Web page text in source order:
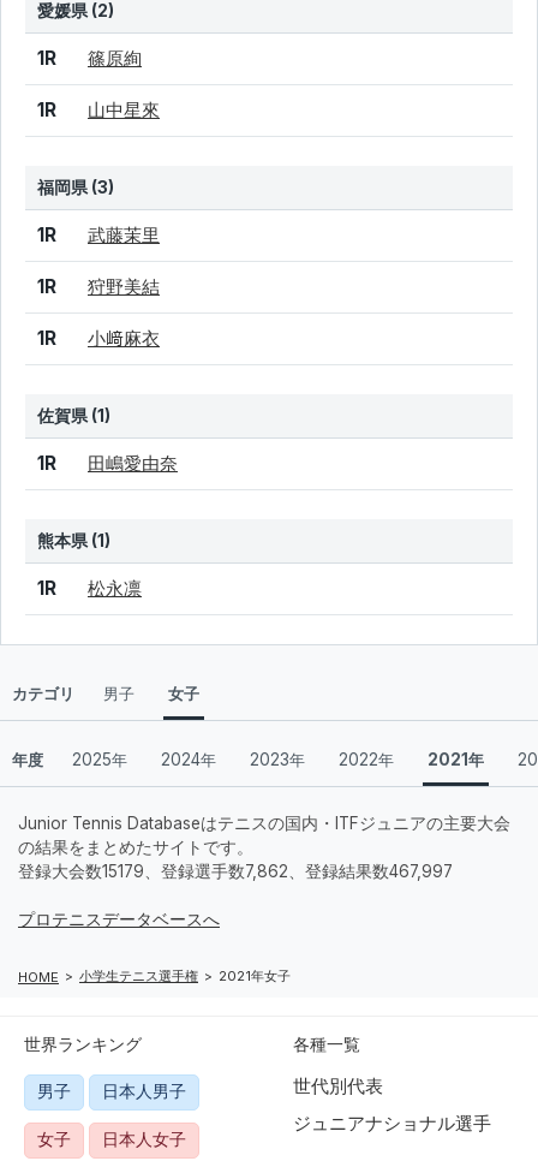
愛媛県 (2)
結果 シード
1R 篠原絢
1R 山中星來
福岡県 (3)
結果 シード
1R 武藤茉里
1R 狩野美結
1R 小﨑麻衣
佐賀県 (1)
結果 シード 選手名
1R 田嶋愛由奈
熊本県 (1)
結果 シード
1R 松永凛
カテゴリ 男子 女子
年度 2025年 2024年 2023年 2022年 2021年
Junior Tennis Databaseはテニスの国内・ITFジュニアの主要大会
の結果をまとめたサイトです。
登録大会数15179、登録選手数7,862、登録結果数467,997
プロテニスデータベースへ
HOME 小学生テニス選手権 2021年女子
世界ランキング
男子 日本人男子
女子 日本人女子
各種一覧
世代別代表
ジュニアナショナル選手